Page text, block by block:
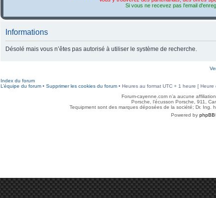
Si vous ne recevez pas l'email
Informations
Désolé mais vous n’êtes pas autorisé à utiliser le système de recherche.
Index du forum
L’équipe du forum • Supprimer les cookies du forum • Heures au format UTC + 1 heure [ Heure
Forum-cayenne.com n’a aucune
Porsche, l’écusson Porsche, 911,
Tequipment sont des marques déposées de la société; Dr. Ing.
Powered by phpBB